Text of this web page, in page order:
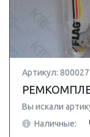
Артикул: 800027 |
Вы искали
Наличные: